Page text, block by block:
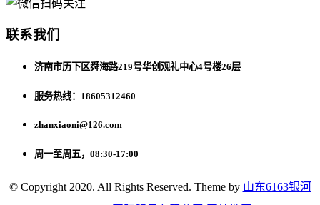
联系我们
济南市历下区舜海路219号华创观礼中心4号楼26层
服务热线：18605312460
zhanxiaoni@126.com
周一至周五，08:30-17:00
© Copyright 2020. All Rights Reserved. Theme by 山东6163银河